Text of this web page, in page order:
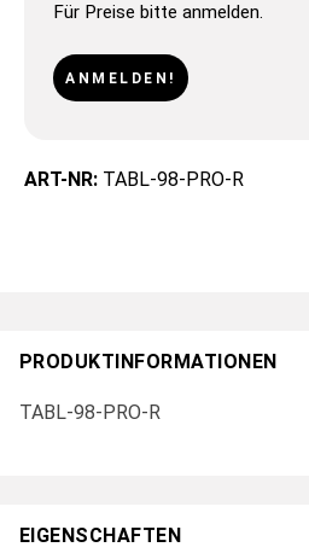
Für Preise bitte anmelden.
ANMELDEN!
ART-NR: TABL-98-PRO-R
PRODUKTINFORMATIONEN
TABL-98-PRO-R
EIGENSCHAFTEN